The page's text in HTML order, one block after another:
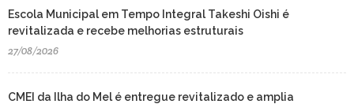
Escola Municipal em Tempo Integral Takeshi Oishi é
revitalizada e recebe melhorias estruturais
27/08/2026
CMEI da Ilha do Mel é entregue revitalizado e amplia